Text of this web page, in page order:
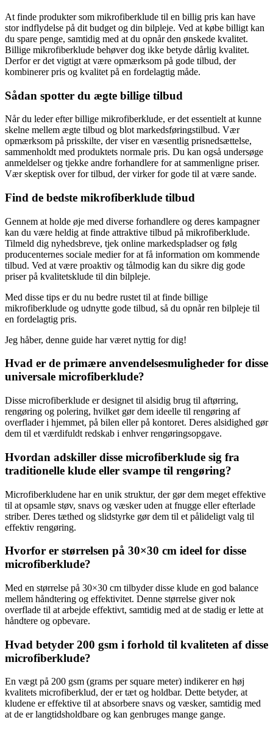
At finde produkter som mikrofiberklude til en billig pris kan have
stor indflydelse på dit budget og din bilpleje. Ved at købe billigt kan
du spare penge, samtidig med at du opnår den ønskede kvalitet.
Billige mikrofiberklude behøver dog ikke betyde dårlig kvalitet.
Derfor er det vigtigt at være opmærksom på gode tilbud, der
kombinerer pris og kvalitet på en fordelagtig måde.
Sådan spotter du ægte billige tilbud
Når du leder efter billige mikrofiberklude, er det essentielt at kunne
skelne mellem ægte tilbud og blot markedsføringstilbud. Vær
opmærksom på prisskilte, der viser en væsentlig prisnedsættelse,
sammenholdt med produktets normale pris. Du kan også undersøge
anmeldelser og tjekke andre forhandlere for at sammenligne priser.
Vær skeptisk over for tilbud, der virker for gode til at være sande.
Find de bedste mikrofiberklude tilbud
Gennem at holde øje med diverse forhandlere og deres kampagner
kan du være heldig at finde attraktive tilbud på mikrofiberklude.
Tilmeld dig nyhedsbreve, tjek online markedspladser og følg
producenternes sociale medier for at få information om kommende
tilbud. Ved at være proaktiv og tålmodig kan du sikre dig gode
priser på kvalitetsklude til din bilpleje.
Med disse tips er du nu bedre rustet til at finde billige
mikrofiberklude og udnytte gode tilbud, så du opnår ren bilpleje til
en fordelagtig pris.
Jeg håber, denne guide har været nyttig for dig!
Hvad er de primære anvendelsesmuligheder for disse
universale microfiberklude?
Disse microfiberklude er designet til alsidig brug til aftørring,
rengøring og polering, hvilket gør dem ideelle til rengøring af
overflader i hjemmet, på bilen eller på kontoret. Deres alsidighed gør
dem til et værdifuldt redskab i enhver rengøringsopgave.
Hvordan adskiller disse microfiberklude sig fra
traditionelle klude eller svampe til rengøring?
Microfiberkludene har en unik struktur, der gør dem meget effektive
til at opsamle støv, snavs og væsker uden at fnugge eller efterlade
striber. Deres tæthed og slidstyrke gør dem til et pålideligt valg til
effektiv rengøring.
Hvorfor er størrelsen på 30×30 cm ideel for disse
microfiberklude?
Med en størrelse på 30×30 cm tilbyder disse klude en god balance
mellem håndtering og effektivitet. Denne størrelse giver nok
overflade til at arbejde effektivt, samtidig med at de stadig er lette at
håndtere og opbevare.
Hvad betyder 200 gsm i forhold til kvaliteten af disse
microfiberklude?
En vægt på 200 gsm (grams per square meter) indikerer en høj
kvalitets microfiberklud, der er tæt og holdbar. Dette betyder, at
kludene er effektive til at absorbere snavs og væsker, samtidig med
at de er langtidsholdbare og kan genbruges mange gange.